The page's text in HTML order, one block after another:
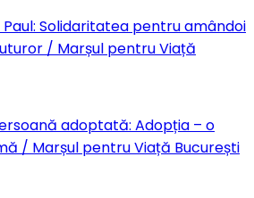
Solidaritatea pentru amândoi
/ Marșul pentru Viață
adoptată: Adopția – o
/ Marșul pentru Viață București